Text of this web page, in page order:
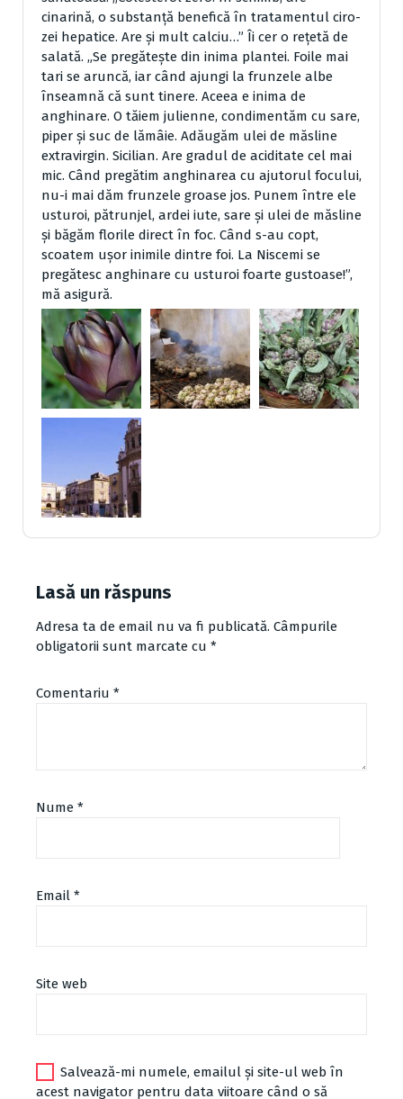
cinarină, o substanţă benefică în tratamentul ciro­
zei hepa­tice. Are şi mult calciu…” Îi cer o reţetă de
salată. „Se pregăteşte din inima plantei. Foile mai
tari se aruncă, iar când ajungi la frunzele albe
înseam­nă că sunt tinere. Aceea e inima de
anghinare. O tă­iem julienne, condimentăm cu sare,
piper şi suc de lă­mâie. Adăugăm ulei de măs­li­ne
extravirgin. Sicilian. Are gra­dul de aciditate cel mai
mic. Când pregătim anghi­narea cu ajutorul focului,
nu-i mai dăm frunzele groase jos. Punem între ele
usturoi, pătrunjel, ardei iute, sare şi ulei de măsline
şi băgăm florile direct în foc. Când s-au copt,
scoatem uşor inimile dintre foi. La Niscemi se
pregătesc anghinare cu ustu­roi foarte gustoase!”,
mă asigură.
Lasă un răspuns
Adresa ta de email nu va fi publicată. Câmpurile
obligatorii sunt marcate cu *
Comentariu *
Nume *
Email *
Site web
Salvează-mi numele, emailul și site-ul web în
acest navigator pentru data viitoare când o să